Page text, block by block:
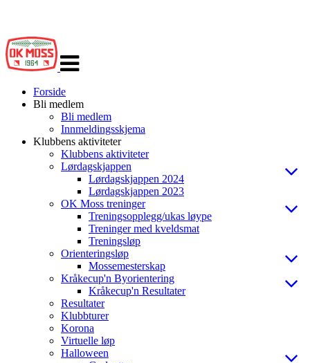
navigasjon
Forside
Bli medlem
Bli medlem
Innmeldingsskjema
Klubbens aktiviteter
Klubbens aktiviteter
Lørdagskjappen
Lørdagskjappen 2024
Lørdagskjappen 2023
OK Moss treninger
Treningsopplegg/ukas løype
Treninger med kveldsmat
Treningsløp
Orienteringsløp
Mossemesterskap
Kråkecup'n Byorientering
Kråkecup'n Resultater
Resultater
Klubbturer
Korona
Virtuelle løp
Halloween